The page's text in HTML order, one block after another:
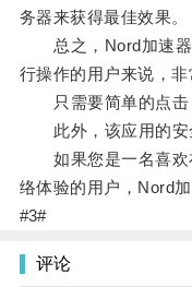
务器来获得最佳效果。
总之，Nord加速器
行操作的用户来说，非
只需要简单的点击
此外，该应用的安
如果您是一名喜欢
络体验的用户，Nord
#3#
评论